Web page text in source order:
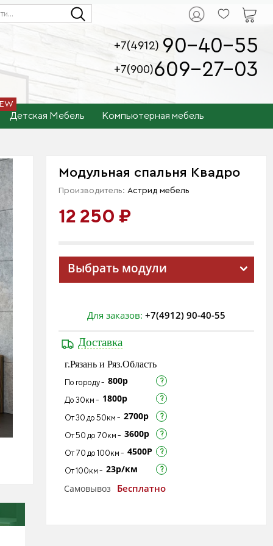
+7(4912) 90-40-55
+7(900)609-27-03
Детская Мебель Компьютерная мебель
Модульная спальня Квадро
Производитель:Астрид мебель
12 250 ₽
Выбрать модули
Для заказов:+7(4912) 90-40-55
Доставка
г.Рязань и Ряз.Область
По городу - 800р
До 30км - 1800р
От 30 до 50км - 2700р
От 50 до 70км - 3600р
От 70 до 100км - 4500Р
От 100км - 23р/км
Самовывоз
Бесплатно